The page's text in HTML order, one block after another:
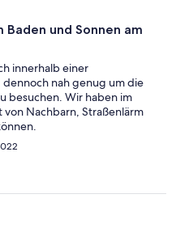
Baden und Sonnen am
innerhalb einer
nah genug um die
besuchen. Wir haben im
von Nachbarn, Straßenlärm